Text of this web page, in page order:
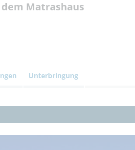
Matrashaus
Unterbringung